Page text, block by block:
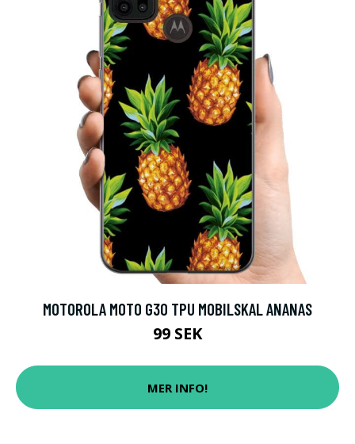
MOTOROLA MOTO G30 TPU MOBILSKAL ANANAS
99 SEK
MER INFO!